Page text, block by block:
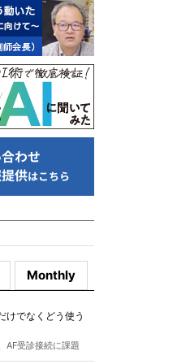
Monthly
けでなくどう使う
AF受診接続に課題